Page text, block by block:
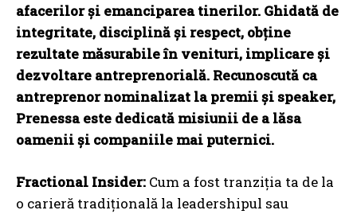
afacerilor și emanciparea tinerilor. Ghidată de
integritate, disciplină și respect, obține
rezultate măsurabile în venituri, implicare și
dezvoltare antreprenorială. Recunoscută ca
antreprenor nominalizat la premii și speaker,
Prenessa este dedicată misiunii de a lăsa
oamenii și companiile mai puternici.
Fractional Insider: Cum a fost tranziția ta de la
o carieră tradițională la leadershipul sau